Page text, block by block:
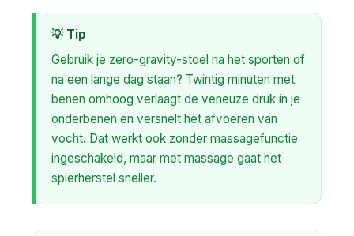
💡 Tip
Gebruik je zero-gravity-stoel na het sporten of
na een lange dag staan? Twintig minuten met
benen omhoog verlaagt de veneuze druk in je
onderbenen en versnelt het afvoeren van
vocht. Dat werkt ook zonder massagefunctie
ingeschakeld, maar met massage gaat het
spierherstel sneller.